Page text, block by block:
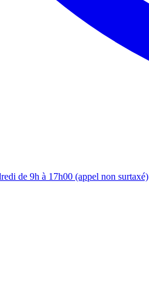
de 9h à 17h00 (appel non surtaxé)